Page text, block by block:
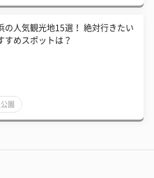
の人気観光地15選！ 絶対行きたい
すめスポットは？
園